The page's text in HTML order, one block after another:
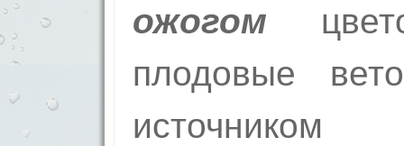
ожогом
плодовые